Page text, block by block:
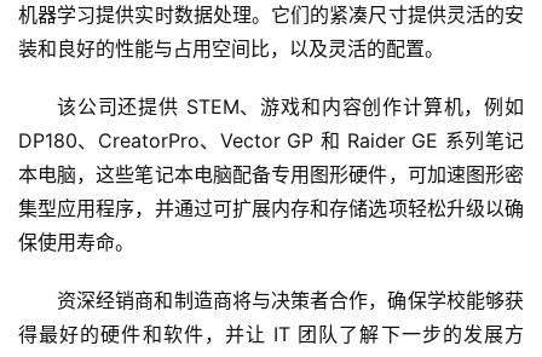
机器学习提供实时数据处理。它们的紧凑尺寸提供灵活的安
装和良好的性能与占用空间比，以及灵活的配置。
该公司还提供 STEM、游戏和内容创作计算机，例如
DP180、CreatorPro、Vector GP 和 Raider GE 系列笔记
本电脑，这些笔记本电脑配备专用图形硬件，可加速图形密
集型应用程序，并通过可扩展内存和存储选项轻松升级以确
保使用寿命。
资深经销商和制造商将与决策者合作，确保学校能够获
得最好的硬件和软件，并让 IT 团队了解下一步的发展方